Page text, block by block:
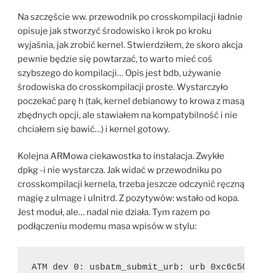
Na szczęście ww. przewodnik po crosskompilacji ładnie
opisuje jak stworzyć środowisko i krok po kroku
wyjaśnia, jak zrobić kernel. Stwierdziłem, że skoro akcja
pewnie będzie się powtarzać, to warto mieć coś
szybszego do kompilacji… Opis jest bdb, używanie
środowiska do crosskompilacji proste. Wystarczyło
poczekać parę h (tak, kernel debianowy to krowa z masą
zbędnych opcji, ale stawiałem na kompatybilność i nie
chciałem się bawić…) i kernel gotowy.
Kolejna ARMowa ciekawostka to instalacja. Zwykłe
dpkg -i nie wystarcza. Jak widać w przewodniku po
crosskompilacji kernela, trzeba jeszcze odczynić ręczną
magię z uImage i uInitrd. Z pozytywów: wstało od kopa.
Jest moduł, ale… nadal nie działa. Tym razem po
podłączeniu modemu masa wpisów w stylu:
ATM dev 0: usbatm_submit_urb: urb